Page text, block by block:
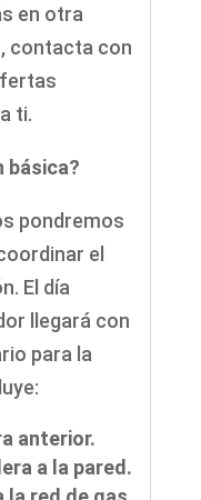
en otra
contacta con
ti.
básica?
pondremos
el
El día
llegará con
para la
anterior.
a la pared.